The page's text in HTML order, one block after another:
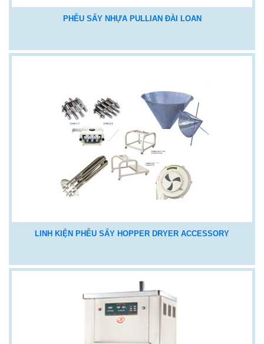
PHỄU SẤY NHỰA PULLIAN ĐÀI LOAN
LINH KIỆN PHỄU SẤY HOPPER DRYER ACCESSORY